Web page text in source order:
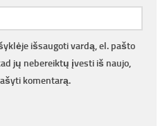
išsaugoti vardą, el. pašto
jų nebereiktų įvesti iš naujo,
komentarą.